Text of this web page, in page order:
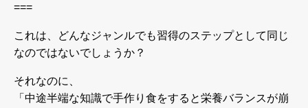
===
これは、どんなジャンルでも習得のステップとして同じ
なのではないでしょうか？
それなのに、
「中途半端な知識で手作り食をすると栄養バランスが崩